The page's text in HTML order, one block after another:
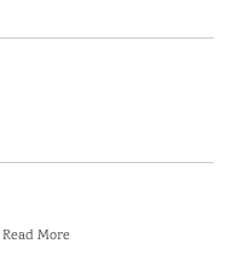
Read More